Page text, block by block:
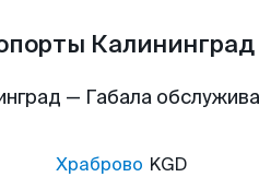
— Габала
Храброво KGD